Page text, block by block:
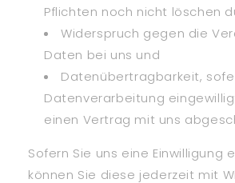
Pflichten noch nicht löschen
Widerspruch gegen die
Daten bei uns und
Datenübertragbarkeit,
Datenverarbeitung
einen Vertrag mit uns
Sofern Sie uns eine Einwilligung
können Sie diese jederzeit mit